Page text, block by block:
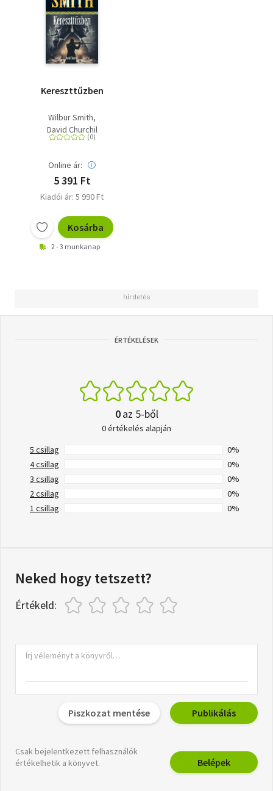
Kereszttűzben
Wilbur Smith
David Churchil
Online ár:
5 391 Ft
Kiadói ár: 5 990 Ft
Kosárba
2 - 3 munkanap
ÉRTÉKELÉSEK
0az 5-ből
0 értékelés alapján
5 csillag
0%
4 csillag
0%
3 csillag
0%
2 csillag
0%
1 csillag
0%
Neked hogy tetszett?
Értékeld:
Piszkozat mentése Publikálás
Csak bejelentkezett felhasználók
értékelhetik a könyvet.
Belépek